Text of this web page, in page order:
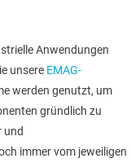
Anwendungen
unsere EMAG-
werden genutzt, um
gründlich zu
und
immer vom jeweiligen